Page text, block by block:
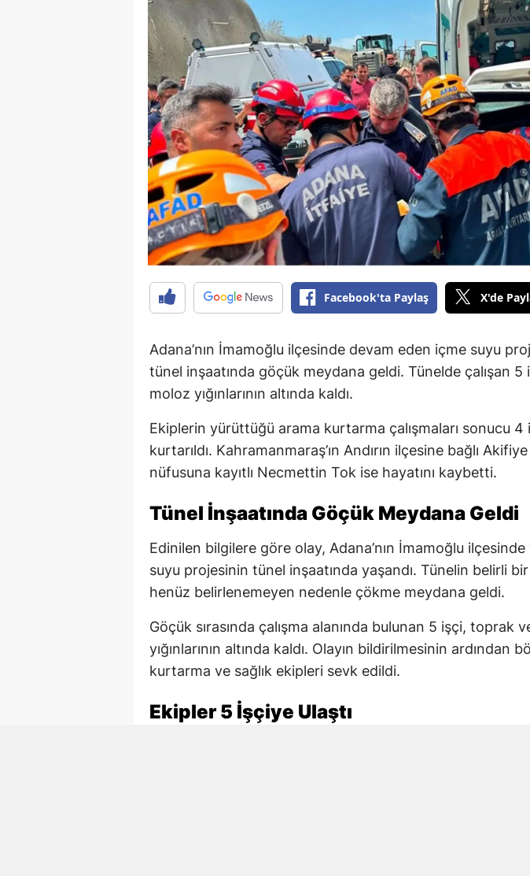
Facebook'ta Paylaş X'de
Adana’nın İmamoğlu ilçesinde devam eden içme suyu
tünel inşaatında göçük meydana geldi. Tünelde çalışan
moloz yığınlarının altında kaldı.
Ekiplerin yürüttüğü arama kurtarma çalışmaları sonucu 4
kurtarıldı. Kahramanmaraş’ın Andırın ilçesine bağlı
nüfusuna kayıtlı Necmettin Tok ise hayatını kaybetti.
Tünel İnşaatında Göçük Meydana Geldi
Edinilen bilgilere göre olay, Adana’nın İmamoğlu
suyu projesinin tünel inşaatında yaşandı. Tünelin belirli
henüz belirlenemeyen nedenle çökme meydana geldi.
Göçük sırasında çalışma alanında bulunan 5 işçi, toprak
yığınlarının altında kaldı. Olayın bildirilmesinin ardından
kurtarma ve sağlık ekipleri sevk edildi.
Ekipler 5 İşçiye Ulaştı